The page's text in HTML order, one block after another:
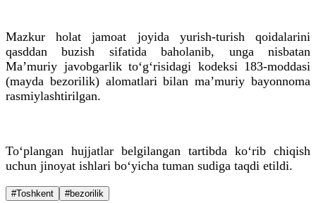
Mazkur holat jamoat joyida yurish-turish qoidalarini
qasddan buzish sifatida baholanib, unga nisbatan
Ma’muriy javobgarlik to‘g‘risidagi kodeksi 183-moddasi
(mayda bezorilik) alomatlari bilan ma’muriy bayonnoma
rasmiylashtirilgan.
To‘plangan hujjatlar belgilangan tartibda ko‘rib chiqish
uchun jinoyat ishlari bo‘yicha tuman sudiga taqdi etildi.
#Toshkent #bezorilik